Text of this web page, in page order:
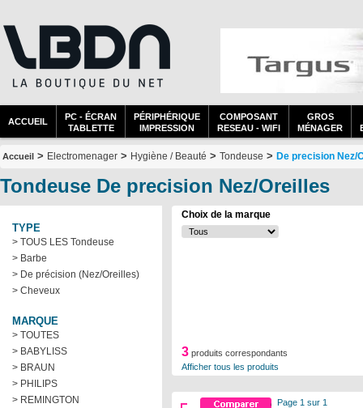
ACCUEIL
PC - ÉCRAN
TABLETTE
PÉRIPHÉRIQUE
IMPRESSION
COMPOSANT
RESEAU - WIFI
GROS
MÉNAGER
Accueil > Electromenager > Hygiène / Beauté > Tondeuse > De precision Nez/
Tondeuse De precision Nez/Oreilles
TYPE
> TOUS LES Tondeuse
> Barbe
> De précision (Nez/Oreilles)
> Cheveux
MARQUE
> TOUTES
> BABYLISS
> BRAUN
> PHILIPS
> REMINGTON
Choix de la marque
3 produits correspondants
Afficher tous les produits
Page 1 sur 1